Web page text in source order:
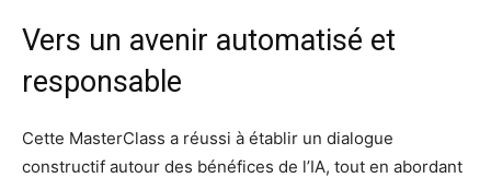
Vers un avenir automatisé et
responsable
Cette MasterClass a réussi à établir un dialogue
constructif autour des bénéfices de l’IA, tout en abordant